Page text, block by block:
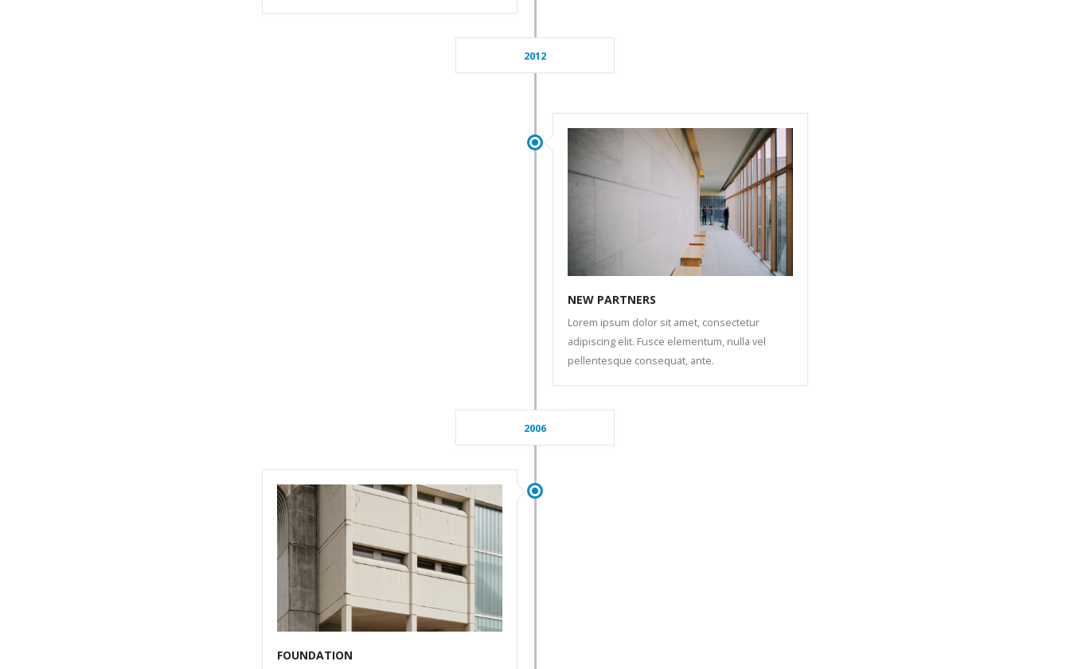
2012
NEW PARTNERS
Lorem ipsum dolor sit amet, consectetur
adipiscing elit. Fusce elementum, nulla vel
pellentesque consequat, ante.
2006
FOUNDATION